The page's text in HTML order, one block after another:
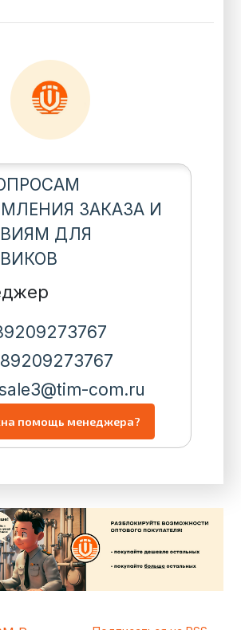
ЗАКАЗА И
ДЛЯ
89209273767
com.ru